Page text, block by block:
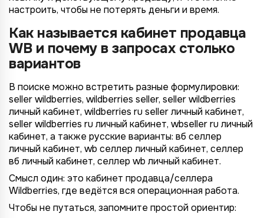
настроить, чтобы не потерять деньги и время.
Как называется кабинет продавца
WB и почему в запросах столько
вариантов
В поиске можно встретить разные формулировки:
seller wildberries, wildberries seller, seller wildberries
личный кабинет, wildberries ru seller личный кабинет,
seller wildberries ru личный кабинет, wbseller ru личный
кабинет, а также русские варианты: вб селлер
личный кабинет, wb селлер личный кабинет, селлер
вб личный кабинет, селлер wb личный кабинет.
Смысл один: это кабинет продавца/селлера
Wildberries, где ведётся вся операционная работа.
Чтобы не путаться, запомните простой ориентир: